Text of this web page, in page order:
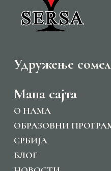
Удружење
Мапа сајта
O НАМА
ОБРАЗОВНИ
СРБИЈА
БЛОГ